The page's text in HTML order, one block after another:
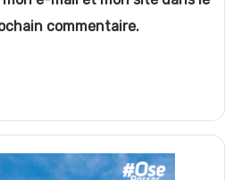
commentaire.